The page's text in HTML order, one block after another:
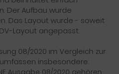
Der Aufbau wurde
Das Layout wurde - soweit
Layout angepasst.
08/2020 im Vergleich zur
insbesondere: